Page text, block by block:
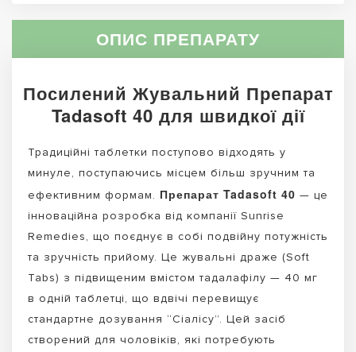
ОПИС ПРЕПАРАТУ
Посилений Жувальний Препарат
Tadasoft 40 для швидкої дії
Традиційні таблетки поступово відходять у
минуле, поступаючись місцем більш зручним та
ефективним формам. Препарат Tadasoft 40 — це
інноваційна розробка від компанії Sunrise
Remedies, що поєднує в собі подвійну потужність
та зручність прийому. Це жувальні драже (Soft
Tabs) з підвищеним вмістом тадалафілу — 40 мг
в одній таблетці, що вдвічі перевищує
стандартне дозування “Сіалісу”. Цей засіб
створений для чоловіків, які потребують